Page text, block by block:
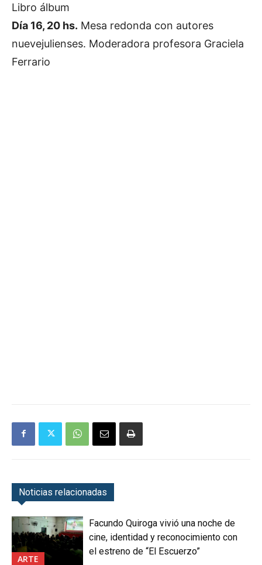
Libro álbum
Día 16, 20 hs. Mesa redonda con autores
nuevejulienses. Moderadora profesora Graciela
Ferrario
Noticias relacionadas
ARTE
Facundo Quiroga vivió una noche de
cine, identidad y reconocimiento con
el estreno de “El Escuerzo”